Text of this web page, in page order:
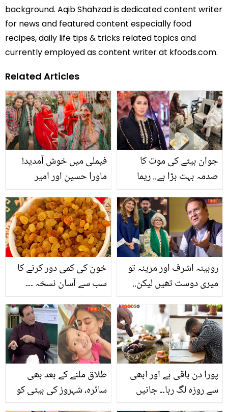
background. Aqib Shahzad is dedicated content writer
for news and featured content especially food
recipes, daily life tips & tricks related topics and
currently employed as content writer at kfoods.com.
Related Articles
فیملی میں خوش آمدید!
ماورا حسین اور امیر
کی خوبصورت تصویری
پوسٹ وائرل
جوان بیٹے کی موت کا
صدمہ بہت بڑا ہے.. ریما
سے تعزیت! تصویر کے ساتھ
پیغام بھی شئیر کردیا
خون کی کمی دور کرنے کا
سب سے آسان نسخہ ۔۔۔
اسے ہمارے بتائے طریقے
سے استعمال کرلیں اور پھر
گالوں کی لالی چیک کریں ۔
روبینہ اشرف اور مرینہ تو
میری دوست تھیں لیکن..
خواتین کے خلاف بول پڑے
طلاق ملنے کے بعد بھی
سائرہ، شہروز کی بیٹی کو
پورا دن باقی ہے اور ابھی
سے روزہ لگ رہا۔۔ جانیں